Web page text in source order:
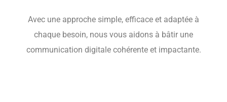
Avec une approche simple, efficace et adaptée à
chaque besoin, nous vous aidons à bâtir une
communication digitale cohérente et impactante.